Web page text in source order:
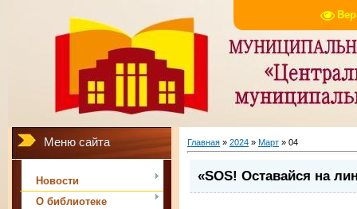
Меню сайта
Новости
О библиотеке
Главная » 2024 » Март » 04
«SOS! Оставайся на